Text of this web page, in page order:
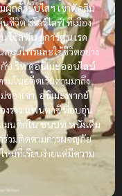
ผู้กล้าขับไสฯเขาตัดสิน
นชีวิตสโลว์ไลฟ์ที่เมือง
นโซลทันดูการ์ตูนเรด
สมุนไพรและใช้ชีวิตอย่าง
บ ริทดูอนิเมะออนไลน์
มในอดีตเริ่มตามมาถึง
ของเขา.อนิเมะพากย์
งราว แฟนตาซีที่อบอุ่น
มนติกในชนบท หนังเต็ม
ร่วมติดตามการผจญภัย
หม่ที่เรียบง่ายแต่มีความ